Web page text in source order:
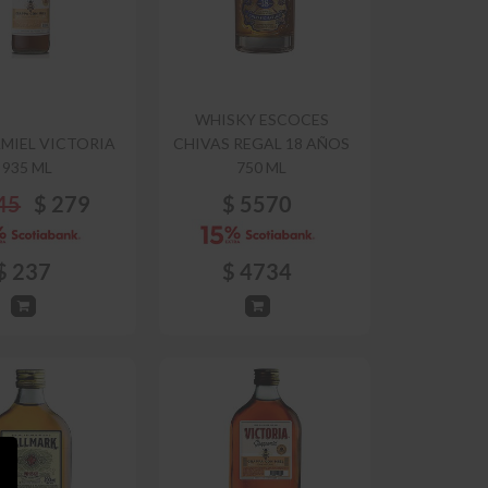
VICTORIA
935 ML
$ 279
237
WHISKY ESCOCES
CHIVAS REGAL 18 AÑOS
750 ML
$ 5570
$ 4734